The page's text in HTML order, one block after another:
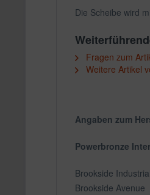
Die Scheibe wird
Fragen zum
Weitere Artikel
Angaben zum
Powerbronze
Brookside
Brookside Avenue